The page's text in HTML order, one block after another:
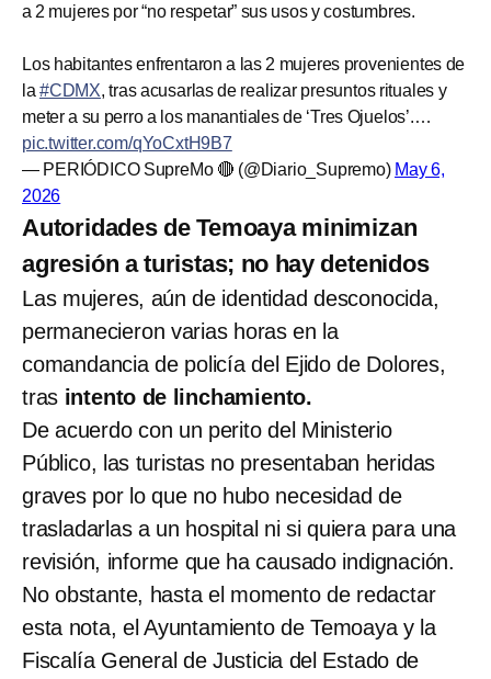
a 2 mujeres por “no respetar” sus usos y costumbres.
Los habitantes enfrentaron a las 2 mujeres provenientes de
la #CDMX, tras acusarlas de realizar presuntos rituales y
meter a su perro a los manantiales de ‘Tres Ojuelos’.…
pic.twitter.com/qYoCxtH9B7
— PERIÓDICO SupreMo 🔴 (@Diario_Supremo) May 6,
2026
Autoridades de Temoaya minimizan
agresión a turistas; no hay detenidos
Las mujeres, aún de identidad desconocida,
permanecieron varias horas en la
comandancia de policía del Ejido de Dolores,
tras intento de linchamiento.
De acuerdo con un perito del Ministerio
Público, las turistas no presentaban heridas
graves por lo que no hubo necesidad de
trasladarlas a un hospital ni si quiera para una
revisión, informe que ha causado indignación.
No obstante, hasta el momento de redactar
esta nota, el Ayuntamiento de Temoaya y la
Fiscalía General de Justicia del Estado de